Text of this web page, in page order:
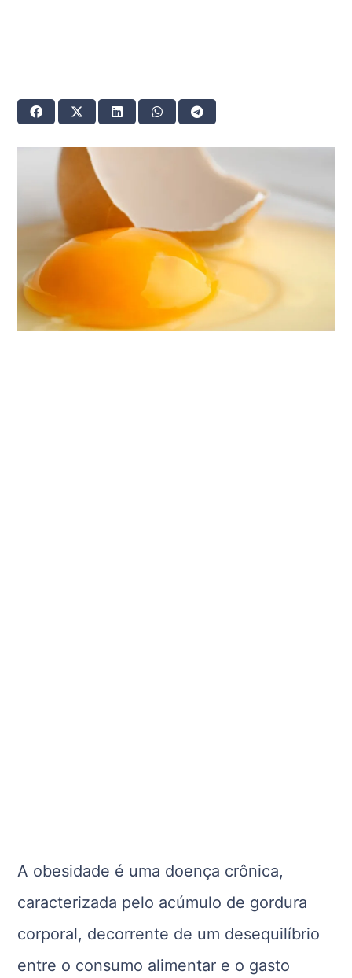
A obesidade é uma doença crônica,
caracterizada pelo acúmulo de gordura
corporal, decorrente de um desequilíbrio
entre o consumo alimentar e o gasto